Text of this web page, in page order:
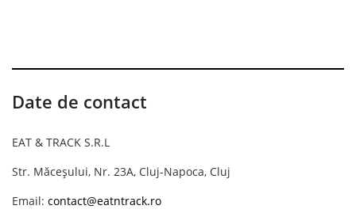
Date de contact
EAT & TRACK S.R.L
Str. Măceșului, Nr. 23A, Cluj-Napoca, Cluj
Email: contact@eatntrack.ro